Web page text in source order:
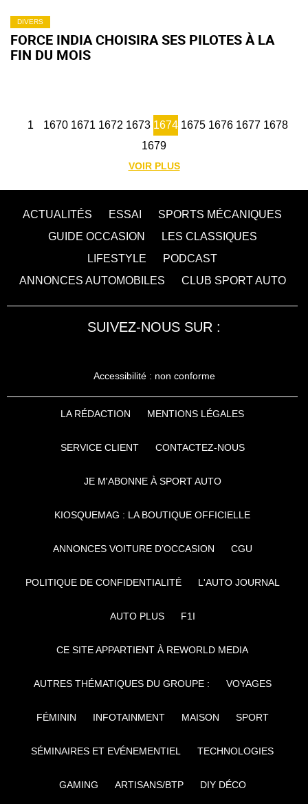
DIVERS
FORCE INDIA CHOISIRA SES PILOTES À LA
FIN DU MOIS
1 1670 1671 1672 1673 1674 1675 1676 1677 1678
1679
VOIR PLUS
ACTUALITÉS ESSAI
SPORTS MÉCANIQUES
GUIDE OCCASION
LES CLASSIQUES
LIFESTYLE
PODCAST
ANNONCES AUTOMOBILES
CLUB SPORT AUTO
SUIVEZ-NOUS SUR :
Accessibilité : non conforme
LA RÉDACTION MENTIONS LÉGALES
SERVICE CLIENT CONTACTEZ-NOUS
JE M'ABONNE À SPORT AUTO
KIOSQUEMAG : LA BOUTIQUE OFFICIELLE
ANNONCES VOITURE D’OCCASION CGU
POLITIQUE DE CONFIDENTIALITÉ L'AUTO JOURNAL
AUTO PLUS F1I
CE SITE APPARTIENT À REWORLD MEDIA
AUTRES THÉMATIQUES DU GROUPE : VOYAGES
FÉMININ INFOTAINMENT MAISON SPORT
SÉMINAIRES ET EVÉNEMENTIEL TECHNOLOGIES
GAMING ARTISANS/BTP DIY DÉCO